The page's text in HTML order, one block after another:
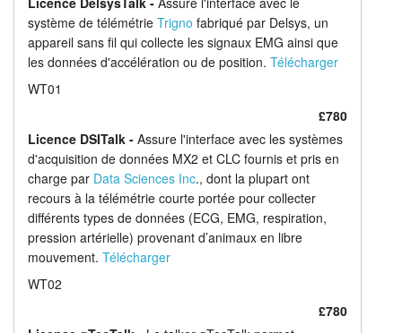
système de télémétrie Trigno fabriqué par Delsys, un
appareil sans fil qui collecte les signaux EMG ainsi que
les données d'accélération ou de position. Télécharger
WT01
£780
Licence DSITalk - Assure l'interface avec les systèmes
d'acquisition de données MX2 et CLC fournis et pris en
charge par Data Sciences Inc., dont la plupart ont
recours à la télémétrie courte portée pour collecter
différents types de données (ECG, EMG, respiration,
pression artérielle) provenant d’animaux en libre
mouvement. Télécharger
WT02
£780